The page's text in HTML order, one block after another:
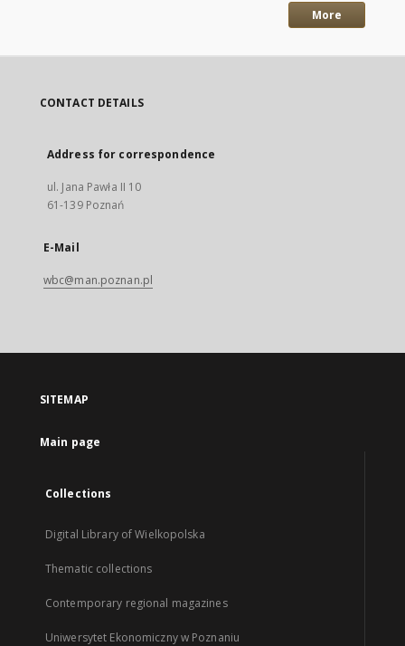
More
CONTACT DETAILS
Address for correspondence
ul. Jana Pawła II 10
61-139 Poznań
E-Mail
wbc@man.poznan.pl
SITEMAP
Main page
Collections
Digital Library of Wielkopolska
Thematic collections
Contemporary regional magazines
Uniwersytet Ekonomiczny w Poznaniu